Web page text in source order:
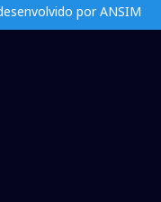
por ANSIM